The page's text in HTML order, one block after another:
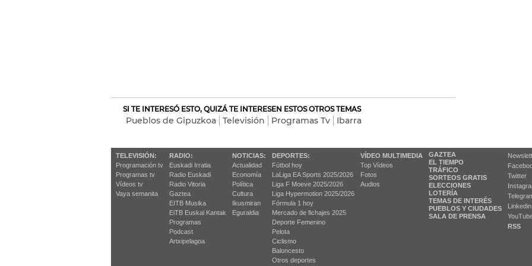
SI TE INTERESÓ ESTO, QUIZÁ TE INTERESEN ESTOS OTROS TEMAS
Pueblos de Gipuzkoa Televisión Programas Tv Ibarra
TELEVISIÓN:
Programación tv
Programas tv
Vídeos tv
Vaya semanita
RADIO:
Euskadi Irratia
Radio Euskadi
Radio Vitoria
Gaztea
EITB Musika
EiTB Euskal Kantak
Programas
Podcast
Artxipelagoa
NOTICIAS:
Actualidad
Economía
Política
Cultura
Ikusmiran
Eguraldia
DEPORTES:
Fútbol hoy
LaLiga EA Sports 2025/2026
Liga F Moeve 2025/2026
Liga Hypermotion 2025/2026
Fórmula 1 hoy
Mercado de fichajes 2025
Deporte Femenino
Pelota
Ciclismo
Baloncesto
Otros deportes
VÍDEO MULTIMEDIA
Top Vídeos
Fotos
Audios
GAZTEA
EL TIEMPO
TRÁFICO
SORTEOS GRATIS
ELECCIONES
LOTERÍA
TEMAS DE INTERÉS
PUEBLOS Y CIUDADES
SALA DE PRENSA
Twitter
Linkedin
RSS